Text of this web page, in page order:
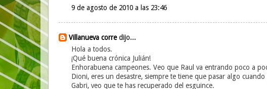
9 de agosto de 2010 a las 23:46
Villanueva corredijo...
Hola a todos.
¡Qué buena crónica Julián!
Enhorabuena campeones. Veo que Raul va entrando poco a
Dioni, eres un desastre, siempre te tiene que pasar algo cuando
Gabri, veo que te has recuperado del esguince.